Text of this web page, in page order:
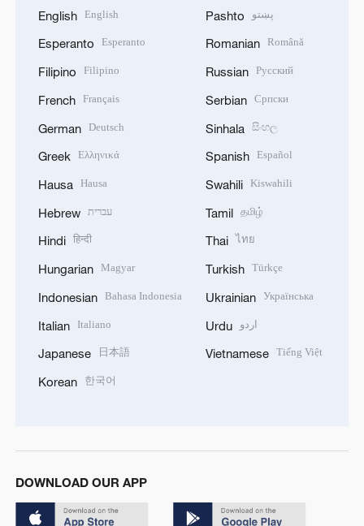
English English
Esperanto Esperanto
Filipino Filipino
French Français
German Deutsch
Greek Ελληνικά
Hausa Hausa
Hebrew עברית
Hindi हिन्दी
Hungarian Magyar
Indonesian Bahasa Indonesia
Italian Italiano
Japanese 日本語
Korean 한국어
Pashto پښتو
Romanian Română
Russian Русский
Serbian Српски
Sinhala සිංහල
Spanish Español
Swahili Kiswahili
Tamil தமிழ்
Thai ไทย
Turkish Türkçe
Ukrainian Українська
Urdu اردو
Vietnamese Tiếng Việt
DOWNLOAD OUR APP